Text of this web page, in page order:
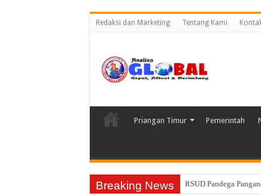
Redaksi dan Marketing Tentang Kami
Priangan Timur Pemerintah
Breaking News RSUD Pandega